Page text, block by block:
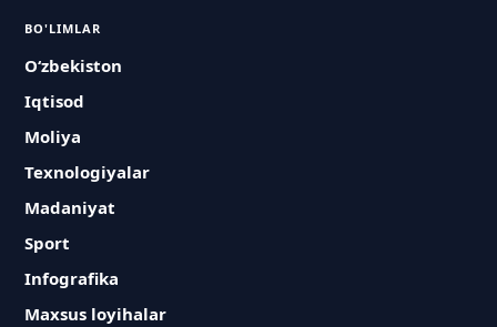
BO'LIMLAR
O‘zbekiston
Iqtisod
Moliya
Texnologiyalar
Madaniyat
Sport
Infografika
Maxsus loyihalar